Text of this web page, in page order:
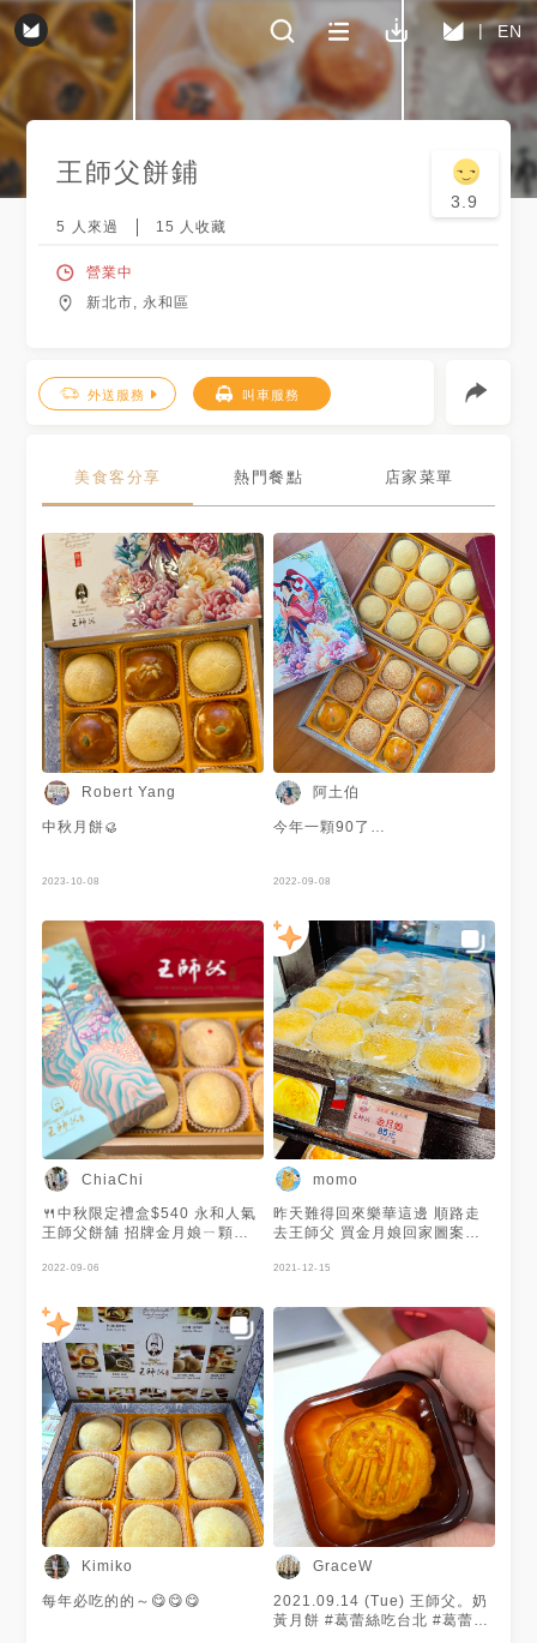
EN
王師父餅鋪
3.9
5 人來過 15 人收藏
營業中
新北市, 永和區
外送服務 叫車服務
美食客分享 熱門餐點 店家菜單
Robert Yang
中秋月餅🥮
2023-10-08
阿土伯
今年一顆90了…
2022-09-08
ChiaChi
🍴中秋限定禮盒$540 永和人氣
王師父餅舖 招牌金月娘ㄧ顆漲
購 第一次吃他們家的蛋黃酥 皮
黃也不夠濕潤 豆沙部份太過於
甜膩 個人較愛松子酥 松子酥以
麻糬和豆沙為襯底 再添加松子
增加口感 豆沙餡吃起來是細緻
的 原物料上漲 但品質變好多😂
✔️常溫保存 #蛋黃酥#酥餅 #糕
餅 #月餅 #松子酥 #金月娘 #綠
豆凸 #禮盒 #伴手禮 #永和王師
父餅舖
2022-09-06
momo
昨天難得回來樂華這邊 順路走
去王師父 買金月娘回家圖案公
其他的口味一併拍下給大家參考
#2021MENU聖誕禮物換起來
2021-12-15
Kimiko
每年必吃的的～😋😋😋
GraceW
2021.09.14 (Tue) 王師父。奶
黃月餅 #葛蕾絲吃台北 #葛蕾絲